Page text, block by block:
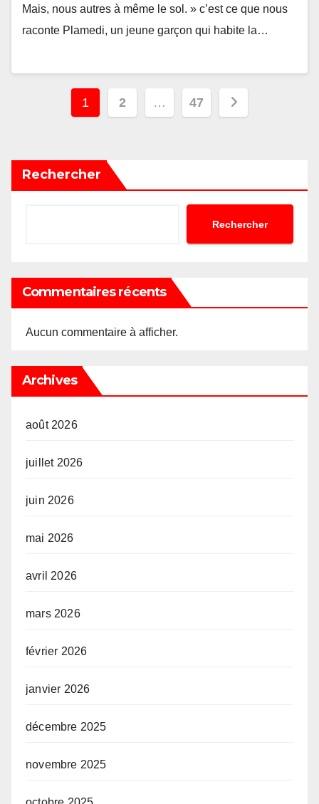
Mais, nous autres à même le sol. » c’est ce que nous
raconte Plamedi, un jeune garçon qui habite la…
Pagination
publications
1 2 … 47
Rechercher
Rechercher
Commentaires récents
Aucun commentaire à afficher.
Archives
août 2026
juillet 2026
juin 2026
mai 2026
avril 2026
mars 2026
février 2026
janvier 2026
décembre 2025
novembre 2025